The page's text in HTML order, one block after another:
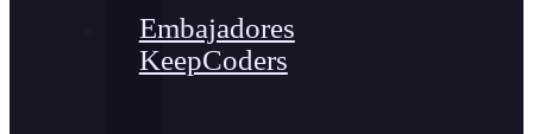
Embajadores
KeepCoders